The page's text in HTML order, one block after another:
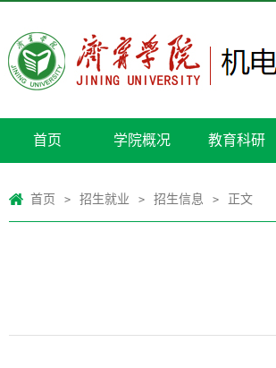
首页 学院概况 教育科研
首页 > 招生就业 > 招生信息 > 正文